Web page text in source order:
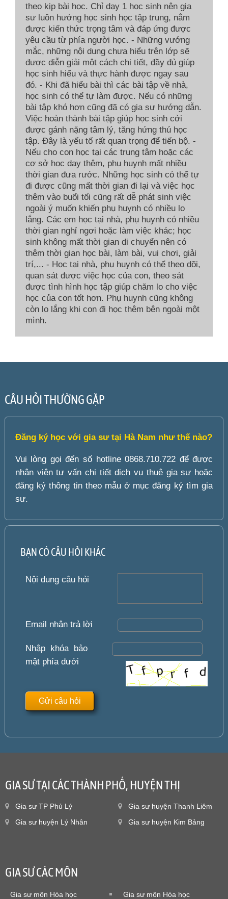
theo kịp bài học. Chỉ dạy 1 học sinh nên gia
sư luôn hướng học sinh học tập trung, nắm
được kiến thức trọng tâm và đáp ứng được
yêu cầu từ phía người học. - Những vướng
mắc, những nội dung chưa hiểu trên lớp sẽ
được diễn giải một cách chi tiết, đầy đủ giúp
học sinh hiểu và thực hành được ngay sau
đó. - Khi đã hiểu bài thì các bài tập về nhà,
học sinh có thể tự làm được. Nếu có những
bài tập khó hơn cũng đã có gia sư hướng dẫn.
Việc hoàn thành bài tập giúp học sinh cởi
được gánh nặng tâm lý, tăng hứng thú học
tập. Đây là yếu tố rất quan trọng để tiến bộ. -
Nếu cho con học tại các trung tâm hoặc các
cơ sở học dạy thêm, phụ huynh mất nhiều
thời gian đưa rước. Những học sinh có thể tự
đi được cũng mất thời gian đi lại và việc học
thêm vào buổi tối cũng rất dễ phát sinh việc
ngoài ý muốn khiến phụ huynh có nhiều lo
lắng. Các em học tại nhà, phụ huynh có nhiều
thời gian nghỉ ngơi hoặc làm việc khác; học
sinh không mất thời gian di chuyển nên có
thêm thời gian học bài, làm bài, vui chơi, giải
trí,... - Học tại nhà, phụ huynh có thể theo dõi,
quan sát được việc học của con, theo sát
được tình hình học tập giúp chăm lo cho việc
học của con tốt hơn. Phụ huynh cũng không
còn lo lắng khi con đi học thêm bên ngoài một
mình.
CÂU HỎI THƯỜNG GẶP
Đăng ký học với gia sư tại Hà Nam như thế nào?
Vui lòng gọi đến số hotline 0868.710.722 để được
nhân viên tư vấn chi tiết dịch vụ thuê gia sư hoặc
đăng ký thông tin theo mẫu ở mục đăng ký tìm gia
sư.
BẠN CÓ CÂU HỎI KHÁC
Nội dung câu hỏi
Email nhận trả lời
Nhập khóa bảo
mật phía dưới
GIA SƯ TẠI CÁC THÀNH PHỐ, HUYỆN THỊ
Gia sư TP Phủ Lý
Gia sư huyện Thanh Liêm
Gia sư huyện Lý Nhân
Gia sư huyện Kim Bảng
GIA SƯ CÁC MÔN
Gia sư môn Hóa học Gia sư môn Hóa học